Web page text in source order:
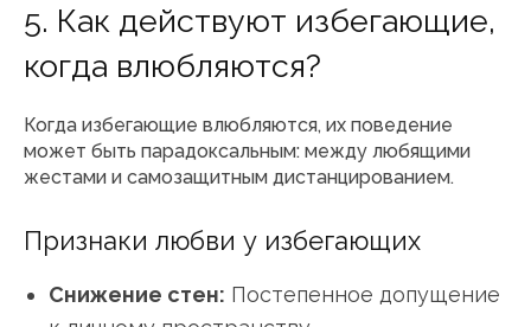
5. Как действуют избегающие,
когда влюбляются?
Когда избегающие влюбляются, их поведение
может быть парадоксальным: между любящими
жестами и самозащитным дистанцированием.
Признаки любви у избегающих
Снижение стен: Постепенное допущение